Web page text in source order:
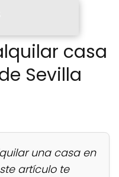
casa
Sevilla
una casa en
artículo te